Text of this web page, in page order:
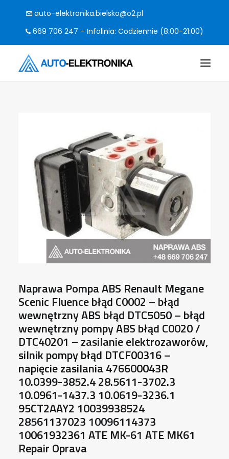
auto-elektronika.bielsko@o2.pl
669 706 247 – Infolinia: Codziennie (8:00-21:00)
CO NAPRAWIAMY?
KODY BŁĘDÓW
KONTAKT
Naprawa Pompa ABS Renault Megane
Scenic Fluence błąd C0002 – błąd
wewnętrzny ABS błąd DTC5050 – błąd
wewnętrzny pompy ABS błąd C0020 /
DTC40201 – zasilanie elektrozaworów,
silnik pompy błąd DTCF00316 –
napięcie zasilania 476600043R
10.0399-3852.4 28.5611-3702.3
10.0961-1437.3 10.0619-3236.1
95CT2AAY2 10039938524
28561137023 10096114373
10061932361 ATE MK-61 ATE MK61
Repair Oprava